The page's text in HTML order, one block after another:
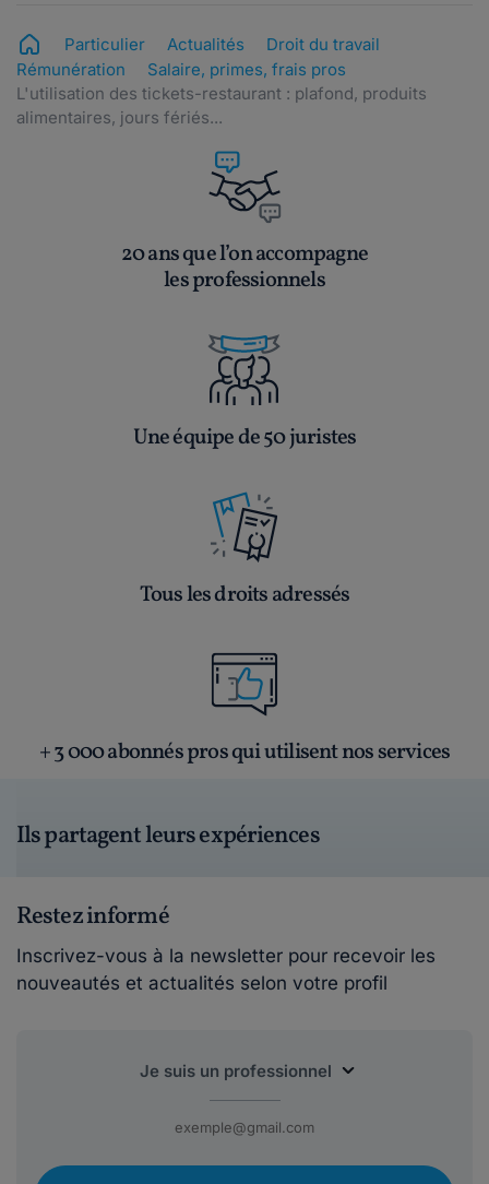
Particulier Actualités
Droit du travail
Rémunération
Salaire, primes, frais pros
L'utilisation des tickets-restaurant : plafond, produits
alimentaires, jours fériés...
20 ans que l’on accompagne
les professionnels
Une équipe de 50 juristes
Tous les droits adressés
+ 3 000 abonnés pros qui utilisent nos services
Ils partagent leurs expériences
Restez informé
Inscrivez-vous à la newsletter pour recevoir les
nouveautés et actualités selon votre profil